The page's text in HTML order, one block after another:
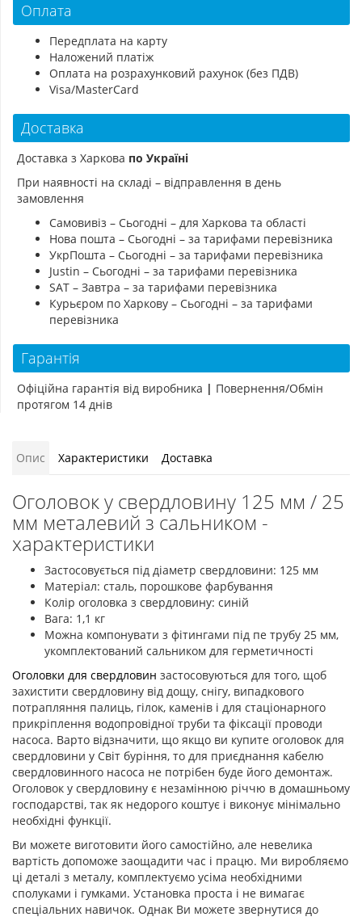
Оплата
Передплата на карту
Наложений платіж
Оплата на розрахунковий рахунок (без ПДВ)
Visa/MasterCard
Доставка
Доставка з Харкова по Україні
При наявності на складі – відправлення в день
замовлення
Самовивіз – Сьогодні – для Харкова та області
Нова пошта – Сьогодні – за тарифами перевізника
УкрПошта – Сьогодні – за тарифами перевізника
Justin – Сьогодні – за тарифами перевізника
SAT – Завтра – за тарифами перевізника
Курьєром по Харкову – Сьогодні – за тарифами
перевізника
Гарантія
Офіційна гарантія від виробника | Повернення/Обмін
протягом 14 днів
Опис Характеристики Доставка
Оголовок у свердловину 125 мм / 25
мм металевий з сальником -
характеристики
Застосовується під діаметр свердловини: 125 мм
Матеріал: сталь, порошкове фарбування
Колір оголовка з свердловину: синій
Вага: 1,1 кг
Можна компонувати з фітингами під пе трубу 25 мм,
укомплектований сальником для герметичності
Оголовки для свердловин застосовуються для того, щоб
захистити свердловину від дощу, снігу, випадкового
потрапляння палиць, гілок, каменів і для стаціонарного
прикріплення водопровідної труби та фіксації проводи
насоса. Варто відзначити, що якщо ви купите оголовок для
свердловини у Світ буріння, то для приєднання кабелю
свердловинного насоса не потрібен буде його демонтаж.
Оголовок у свердловину є незамінною річчю в домашньому
господарстві, так як недорого коштує і виконує мінімально
необхідні функції.
Ви можете виготовити його самостійно, але невелика
вартість допоможе заощадити час і працю. Ми виробляємо
ці деталі з металу, комплектуємо усіма необхідними
сполуками і гумками. Установка проста і не вимагає
спеціальних навичок. Однак Ви можете звернутися до